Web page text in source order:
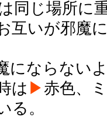
同じ場所に
互いが邪魔
にならない
は▶赤色、
。